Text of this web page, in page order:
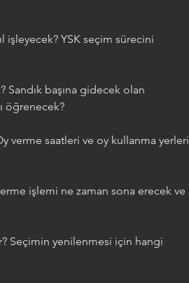
işleyecek? YSK seçim sürecini
Sandık başına gidecek olan
öğrenecek?
verme saatleri ve oy kullanma yerleri
işlemi ne zaman sona erecek ve
Seçimin yenilenmesi için hangi